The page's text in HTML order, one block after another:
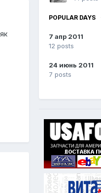
POPULAR DAYS
7 апр 2011
12 posts
24 июнь 2011
7 posts